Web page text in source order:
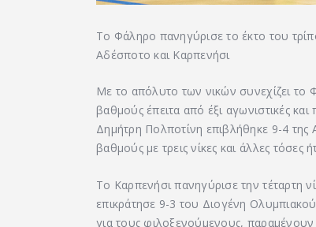
Το Φάληρο πανηγύρισε το έκτο του
Αδέσποτο και Καρπενήσι
Με το απόλυτο των νικών συνεχίζει
βαθμούς έπειτα από έξι αγωνιστικές
Δημήτρη Πολποτίνη επιβλήθηκε 9-4
βαθμούς με τρεις νίκες και άλλες τόσες
Το Καρπενήσι πανηγύρισε την τέταρτη
επικράτησε 9-3 του Διογένη
για τους φιλοξενούμενους, παραμένουν